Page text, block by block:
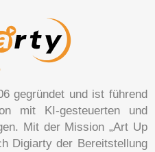
gegründet und ist führend
mit KI-gesteuerten und
Mit der Mission „Art Up
Digiarty der Bereitstellung